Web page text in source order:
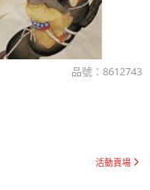
品號： 8612743
活動賣場